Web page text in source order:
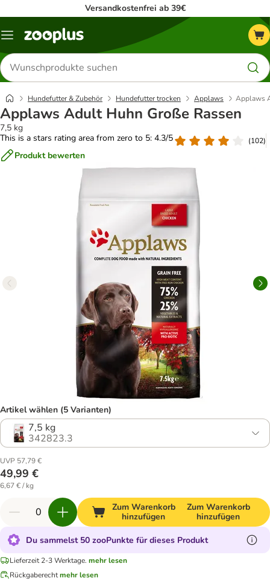
Versandkostenfrei ab 39€
Menü
Produkte
suchen
Hundefutter & Zubehör Hundefutter trocken Applaws Applaws
Applaws Adult Huhn Große Rassen
7,5 kg
This is a stars rating area from zero to 5: 4.3/5
(102)
Produkt bewerten
Artikel wählen (5 Varianten)
7,5 kg
342823.3
UVP 57,79 €
49,99 €
6,67 € / kg
Zum Warenkorb
hinzufügen
Zum Warenkorb
hinzufügen
Du sammelst 50 zooPunkte für dieses Produkt
Lieferzeit 2-3 Werktage. mehr lesen
Rückgaberechtmehr lesen